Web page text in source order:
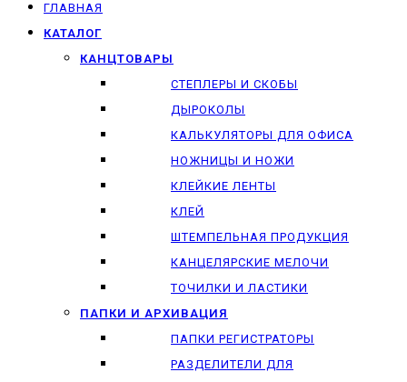
ГЛАВНАЯ
КАТАЛОГ
КАНЦТОВАРЫ
СТЕПЛЕРЫ И СКОБЫ
ДЫРОКОЛЫ
КАЛЬКУЛЯТОРЫ ДЛЯ ОФИСА
НОЖНИЦЫ И НОЖИ
КЛЕЙКИЕ ЛЕНТЫ
КЛЕЙ
ШТЕМПЕЛЬНАЯ ПРОДУКЦИЯ
КАНЦЕЛЯРСКИЕ МЕЛОЧИ
ТОЧИЛКИ И ЛАСТИКИ
ПАПКИ И АРХИВАЦИЯ
ПАПКИ РЕГИСТРАТОРЫ
РАЗДЕЛИТЕЛИ ДЛЯ